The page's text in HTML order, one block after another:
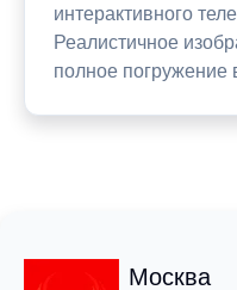
интерактивного
Реалистичное
полное погружение
Москва